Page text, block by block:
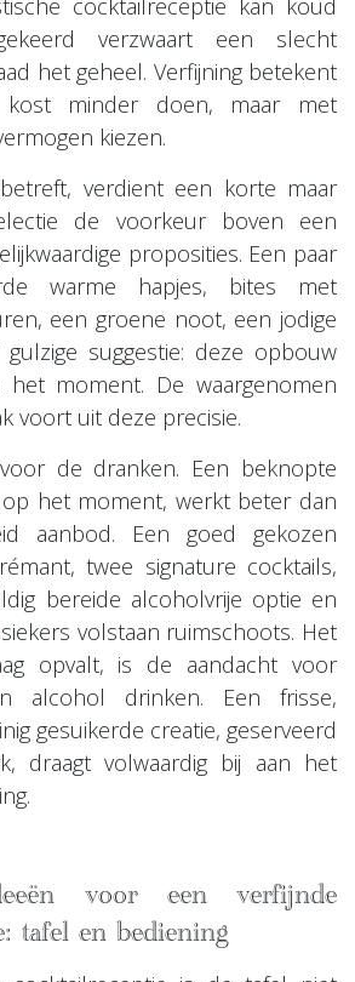
cocktailreceptie kan koud
verzwaart een slecht
het geheel. Verfijning betekent
minder doen, maar met
kiezen.
verdient een korte maar
de voorkeur boven een
proposities. Een paar
warme hapjes, bites met
een groene noot, een jodige
suggestie: deze opbouw
moment. De waargenomen
voort uit deze precisie.
de dranken. Een beknopte
op het moment, werkt beter dan
aanbod. Een goed gekozen
twee signature cocktails,
bereide alcoholvrije optie en
volstaan ruimschoots. Het
opvalt, is de aandacht voor
alcohol drinken. Een frisse,
gesuikerde creatie, geserveerd
draagt volwaardig bij aan het
voor een verfijnde
tafel en bediening